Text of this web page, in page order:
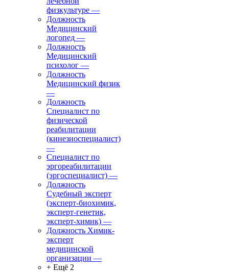
физкультуре —
Должность
Медицинский
логопед —
Должность
Медицинский
психолог —
Должность
Медицинский физик
—
Должность
Специалист по
физической
реабилитации
(кинезиоспециалист)
—
Специалист по
эргореабилитации
(эргоспециалист) —
Должность
Судебный эксперт
(эксперт-биохимик,
эксперт-генетик,
эксперт-химик) —
Должность Химик-
эксперт
медицинской
организации —
+ Ещё 2